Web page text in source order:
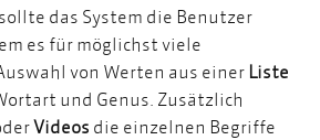
sollte das System die Benutzer
es für möglichst viele
von Werten aus einer Liste
und Genus. Zusätzlich
Videos die einzelnen Begriffe